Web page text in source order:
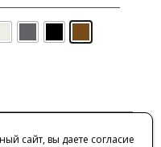
сайт, вы даете согласие